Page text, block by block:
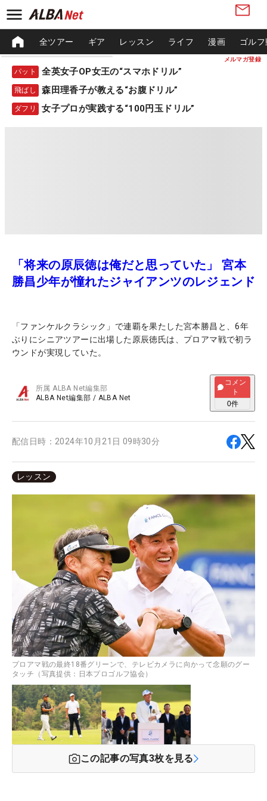
メルマガ登録
全ツアー ギア レッスン ライフ 漫画 ゴル
パット 全英女子OP女王の“スマホドリル”
飛ばし 森田理香子が教える“お腹ドリル”
ダフリ 女子プロが実践する“100円玉ドリル”
「将来の原辰徳は俺だと思っていた」 宮本
勝昌少年が憧れたジャイアンツのレジェンド
「ファンケルクラシック」で連覇を果たした宮本勝昌と、6年
ぶりにシニアツアーに出場した原辰徳氏は、プロアマ戦で初ラ
ウンドが実現していた。
所属ALBA Net編集部
ALBA Net編集部 / ALBA Net
コメン
ト
0件
配信日時： 2024年10月21日 09時30分
レッスン
プロアマ戦の最終18番グリーンで、テレビカメラに向かって念願のグー
タッチ（写真提供：日本プロゴルフ協会）
この記事の写真3枚を見る